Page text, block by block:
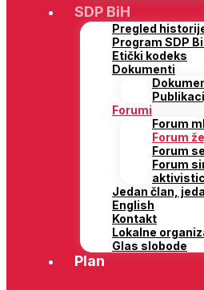
SDP BiH
Pregled
Program SDP
Etički kodeks
Dokumenti
Forumi
Forum
Forum
Forum
Forum
Jedan član,
English
Kontakt
Lokalne
Glas slobode
Plan